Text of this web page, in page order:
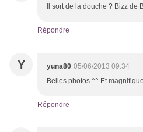
Il sort de la douche ? Bizz de
Répondre
Y yuna80 05/06/2013 09:34
Belles photos ^^ Et
Répondre